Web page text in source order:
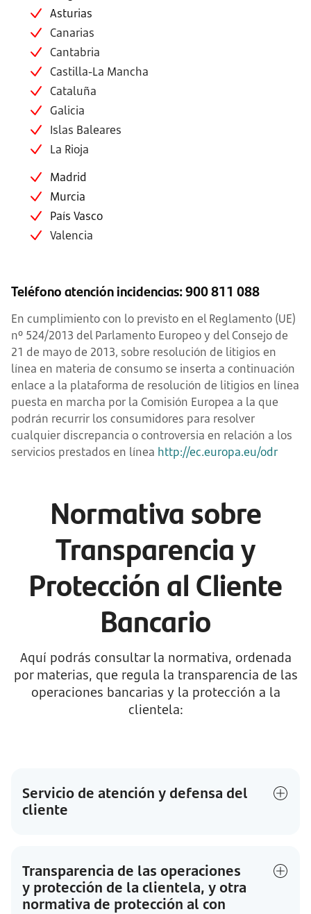
Asturias
Canarias
Cantabria
Castilla-La Mancha
Cataluña
Galicia
Islas Baleares
La Rioja
Madrid
Murcia
País Vasco
Valencia
Teléfono atención incidencias: 900 811 088
En cumplimiento con lo previsto en el Reglamento (UE)
nº 524/2013 del Parlamento Europeo y del Consejo de
21 de mayo de 2013, sobre resolución de litigios en
línea en materia de consumo se inserta a continuación
enlace a la plataforma de resolución de litigios en línea
puesta en marcha por la Comisión Europea a la que
podrán recurrir los consumidores para resolver
cualquier discrepancia o controversia en relación a los
servicios prestados en línea http://ec.europa.eu/odr
Normativa sobre
Transparencia y
Protección al Cliente
Bancario
Aquí podrás consultar la normativa, ordenada
por materias, que regula la transparencia de las
operaciones bancarias y la protección a la
clientela:
Servicio de atención y defensa del
cliente
Transparencia de las operaciones
y protección de la clientela, y otra
normativa de protección al con